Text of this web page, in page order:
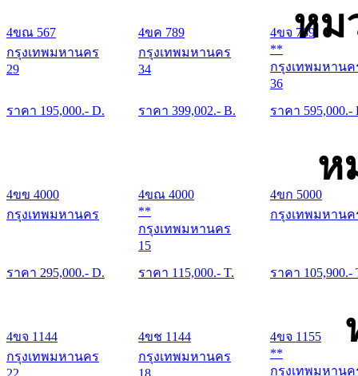
หม
4ขณ 567
กรุงเทพมหานคร
29
ราคา 195,000.- D.
4ขค 789
กรุงเทพมหานคร
34
ราคา 399,002.- B.
4ขจ 789
**
กรุงเทพมหานค
36
ราคา 595,000.-
ห
4ขข 4000
กรุงเทพมหานคร
ราคา 295,000.- D.
4ขณ 4000
**
กรุงเทพมหานคร
15
ราคา 115,000.- T.
4ขก 5000
กรุงเทพมหานค
ราคา 105,900.-
4ขจ 1144
กรุงเทพมหานคร
22
4ขช 1144
กรุงเทพมหานคร
18
4ขจ 1155
**
กรุงเทพมหานค